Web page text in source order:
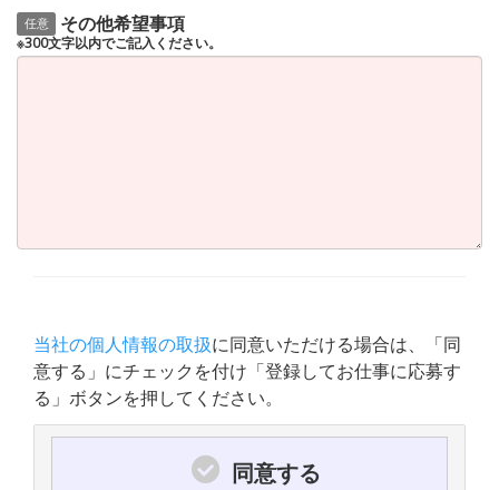
任意 その他希望事項
※300文字以内でご記入ください。
当社の個人情報の取扱に同意いただける場合は、「同
意する」にチェックを付け「登録してお仕事に応募す
る」ボタンを押してください。
同意する